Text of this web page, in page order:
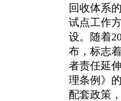
回收体系
试点工作
设。随着
布，标志
者责任延
理条例》
配套政策